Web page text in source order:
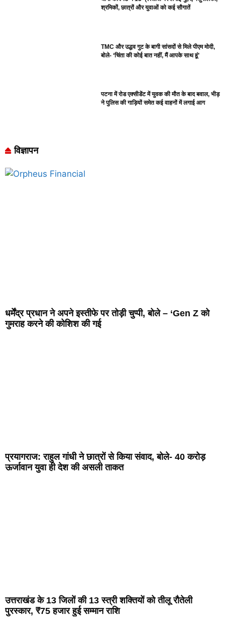
श्रमिकों, छात्रों और युवाओं को कई सौगातें
TMC और उद्धव गुट के बागी सांसदों से मिले पीएम मोदी,
बोले- ‘चिंता की कोई बात नहीं, मैं आपके साथ हूं’
पटना में रोड एक्सीडेंट में युवक की मौत के बाद बवाल, भीड़
ने पुलिस की गाड़ियों समेत कई वाहनों में लगाई आग
विज्ञापन
धर्मेंद्र प्रधान ने अपने इस्तीफे पर तोड़ी चुप्पी, बोले – ‘Gen Z को
गुमराह करने की कोशिश की गई
प्रयागराज: राहुल गांधी ने छात्रों से किया संवाद, बोले- 40 करोड़
ऊर्जावान युवा ही देश की असली ताकत
उत्तराखंड के 13 जिलों की 13 स्त्री शक्तियों को तीलू रौतेली
पुरस्कार, ₹75 हजार हुई सम्मान राशि